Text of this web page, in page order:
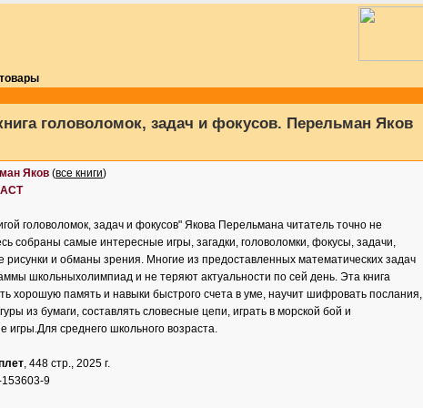
головоломок, задач и фокусов. Перельман Яков
Яков (все книги)
АСТ
головоломок, задач и фокусов" Якова Перельмана читатель точно не
собраны самые интересные игры, загадки, головоломки, фокусы, задачи,
рисунки и обманы зрения. Многие из предоставленных математических задач
школьныхолимпиад и не теряют актуальности по сей день. Эта книга
хорошую память и навыки быстрого счета в уме, научит шифровать послания,
из бумаги, составлять словесные цепи, играть в морской бой и
игры.Для среднего школьного возраста.
, 448 стр., 2025 г.
153603-9